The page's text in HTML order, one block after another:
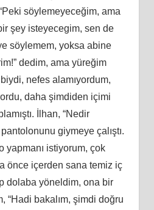
söylemeyeceğim, ama
şey isteyecegim, sen de
söylemem, yoksa abine
dedim, ama yüreğim
nefes alamıyordum,
daha şimdiden içimi
İlhan, “Nedir
giymeye çalıştı.
yapmanı istiyorum, çok
önce içerden sana temiz iç
dolaba yöneldim, ona bir
“Hadi bakalım, şimdi doğru